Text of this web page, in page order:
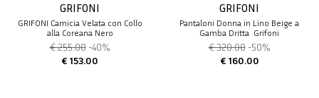
GRIFONI
GRIFONI Camicia Velata con Collo
alla Coreana Nero
€ 255.00 -40%
€ 153.00
GRIFONI
Pantaloni Donna in Lino Beige a
Gamba Dritta  Grifoni
€ 320.00 -50%
€ 160.00